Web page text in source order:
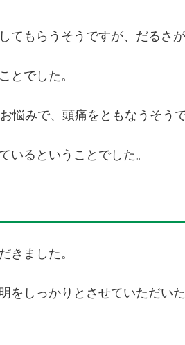
てもらうそうですが、だるさ
とでした。
悩みで、頭痛をともなうそうで
いるということでした。
きました。
をしっかりとさせていただい